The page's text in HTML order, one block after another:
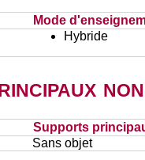
Mode
Hybride
Supports
Sans objet